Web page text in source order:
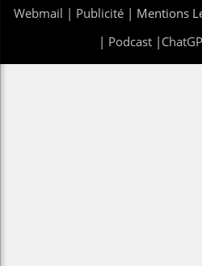
Webmail | Publicité | Mentions
| Podcast|